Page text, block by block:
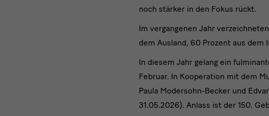
noch stärker in den Fokus rückt.
Im vergangenen Jahr
dem Ausland, 60 Prozent aus dem
In diesem Jahr gelang ein
Februar. In Kooperation mit dem
Paula Modersohn-Becker und
31.05.2026). Anlass ist der 150.